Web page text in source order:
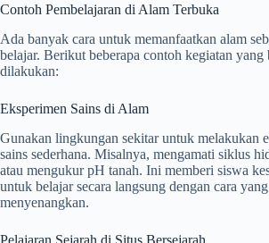
Contoh Pembelajaran di Alam Terbuka
Ada banyak cara untuk memanfaatkan alam
belajar. Berikut beberapa contoh kegiatan yang
dilakukan:
Eksperimen Sains di Alam
Gunakan lingkungan sekitar untuk melakukan
sains sederhana. Misalnya, mengamati siklus
atau mengukur pH tanah. Ini memberi siswa
untuk belajar secara langsung dengan cara yang
menyenangkan.
Pelajaran Sejarah di Situs Bersejarah